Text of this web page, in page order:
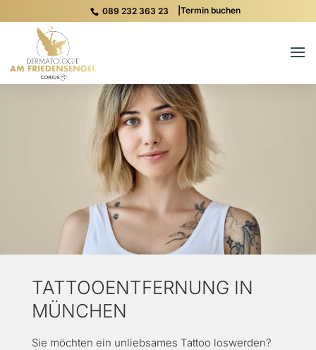
089 232 363 23 |Termin buchen
TATTOOENTFERNUNG IN
MÜNCHEN
Sie möchten ein unliebsames Tattoo loswerden?